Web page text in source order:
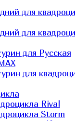
для
для
для Русская
для
Rival
Storm